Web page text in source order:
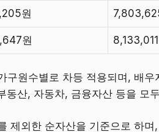
원
원
구원수별로 차등 적용되며, 배
동산, 자동차, 금융자산 등을 모
제외한 순자산을 기준으로 하